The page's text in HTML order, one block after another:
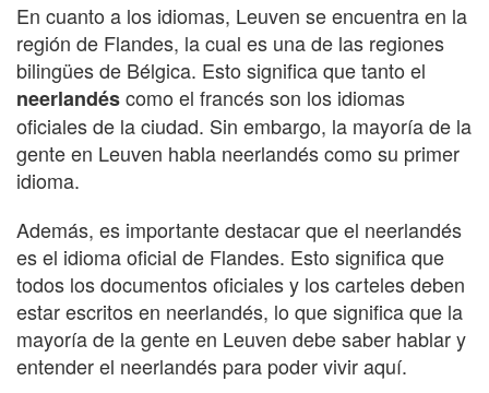
En cuanto a los idiomas, Leuven se encuentra en la
región de Flandes, la cual es una de las regiones
bilingües de Bélgica. Esto significa que tanto el
neerlandéscomo el francés son los idiomas
oficiales de la ciudad. Sin embargo, la mayoría de la
gente en Leuven habla neerlandés como su primer
idioma.
Además, es importante destacar que el neerlandés
es el idioma oficial de Flandes. Esto significa que
todos los documentos oficiales y los carteles deben
estar escritos en neerlandés, lo que significa que la
mayoría de la gente en Leuven debe saber hablar y
entender el neerlandés para poder vivir aquí.